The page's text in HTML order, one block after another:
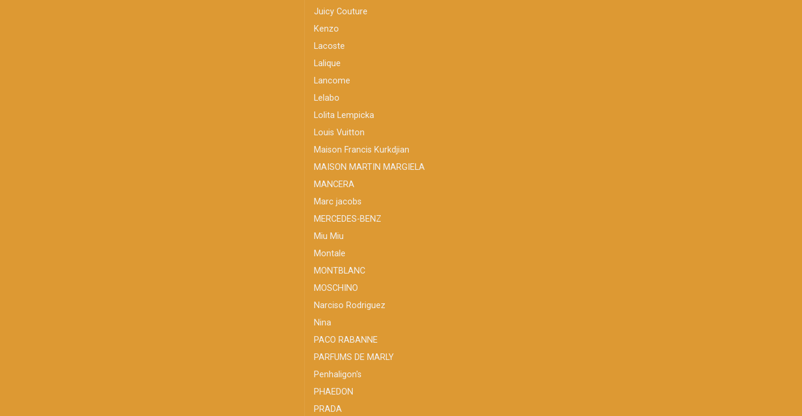
Juicy Couture
Kenzo
Lacoste
Lalique
Lancome
Lelabo
Lolita Lempicka
Louis Vuitton
Maison Francis Kurkdjian
MAISON MARTIN MARGIELA
MANCERA
Marc jacobs
MERCEDES-BENZ
Miu Miu
Montale
MONTBLANC
MOSCHINO
Narciso Rodriguez
Nina
PACO RABANNE
PARFUMS DE MARLY
Penhaligon's
PHAEDON
PRADA